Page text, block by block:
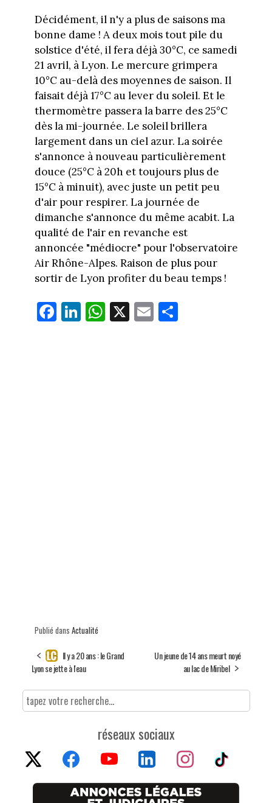
Décidément, il n'y a plus de saisons ma
bonne dame ! A deux mois tout pile du
solstice d'été, il fera déjà 30°C, ce samedi
21 avril, à Lyon. Le mercure grimpera
10°C au-delà des moyennes de saison. Il
faisait déjà 17°C au lever du soleil. Et le
thermomètre passera la barre des 25°C
dès la mi-journée. Le soleil brillera
largement dans un ciel azur. La soirée
s'annonce à nouveau particulièrement
douce (25°C à 20h et toujours plus de
15°C à minuit), avec juste un petit peu
d'air pour respirer. La journée de
dimanche s'annonce du même acabit. La
qualité de l'air en revanche est
annoncée "médiocre" pour l'observatoire
Air Rhône-Alpes. Raison de plus pour
sortir de Lyon profiter du beau temps !
Fa
ce
Li
nk
W
ha
X E
m
Pa
Publié dans Actualité
Il y a 20 ans : le Grand
Lyon se jette à l'eau
Un jeune de 14 ans meurt noyé
au lac de Miribel
réseaux sociaux